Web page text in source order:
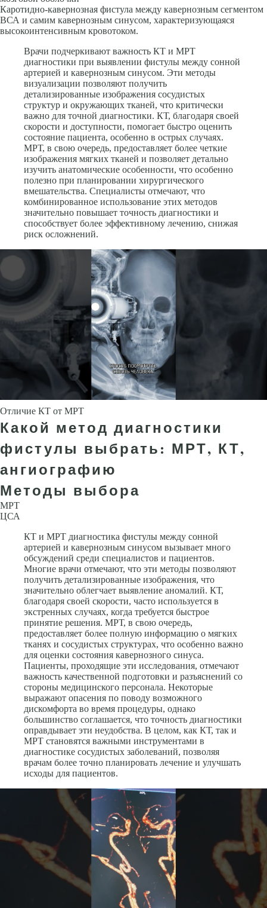
Каротидно-кавернозная фистула между ка­вернозным сегментом
ВСА и самим кавернозным синусом, характери­зующаяся
высокоинтенсивным кровотоком.
Врачи подчеркивают важность КТ и МРТ
диагностики при выявлении фистулы между сонной
артерией и кавернозным синусом. Эти методы
визуализации позволяют получить
детализированные изображения сосудистых
структур и окружающих тканей, что критически
важно для точной диагностики. КТ, благодаря своей
скорости и доступности, помогает быстро оценить
состояние пациента, особенно в острых случаях.
МРТ, в свою очередь, предоставляет более четкие
изображения мягких тканей и позволяет детально
изучить анатомические особенности, что особенно
полезно при планировании хирургического
вмешательства. Специалисты отмечают, что
комбинированное использование этих методов
значительно повышает точность диагностики и
способствует более эффективному лечению, снижая
риск осложнений.
Отличие КТ от МРТ
Какой метод диагностики
фистулы выбрать: МРТ, КТ,
ангиографию
Методы выбора
МРТ
ЦСА
КТ и МРТ диагностика фистулы между сонной
артерией и кавернозным синусом вызывает много
обсуждений среди специалистов и пациентов.
Многие врачи отмечают, что эти методы позволяют
получить детализированные изображения, что
значительно облегчает выявление аномалий. КТ,
благодаря своей скорости, часто используется в
экстренных случаях, когда требуется быстрое
принятие решения. МРТ, в свою очередь,
предоставляет более полную информацию о мягких
тканях и сосудистых структурах, что особенно важно
для оценки состояния кавернозного синуса.
Пациенты, проходящие эти исследования, отмечают
важность качественной подготовки и разъяснений со
стороны медицинского персонала. Некоторые
выражают опасения по поводу возможного
дискомфорта во время процедуры, однако
большинство соглашается, что точность диагностики
оправдывает эти неудобства. В целом, как КТ, так и
МРТ становятся важными инструментами в
диагностике сосудистых заболеваний, позволяя
врачам более точно планировать лечение и улучшать
исходы для пациентов.